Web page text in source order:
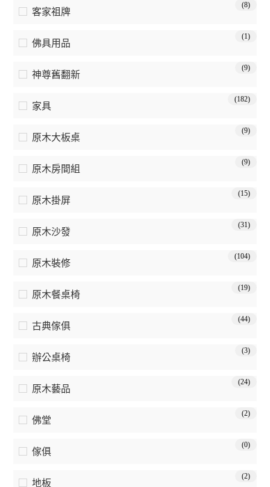
客家祖牌
(8)
佛具用品
(1)
神尊舊翻新
(9)
家具
(182)
原木大板桌
(9)
原木房間組
(9)
原木掛屏
(15)
原木沙發
(31)
原木裝修
(104)
原木餐桌椅
(19)
古典傢俱
(44)
辦公桌椅
(3)
原木藝品
(24)
佛堂
(2)
傢俱
(0)
地板
(2)